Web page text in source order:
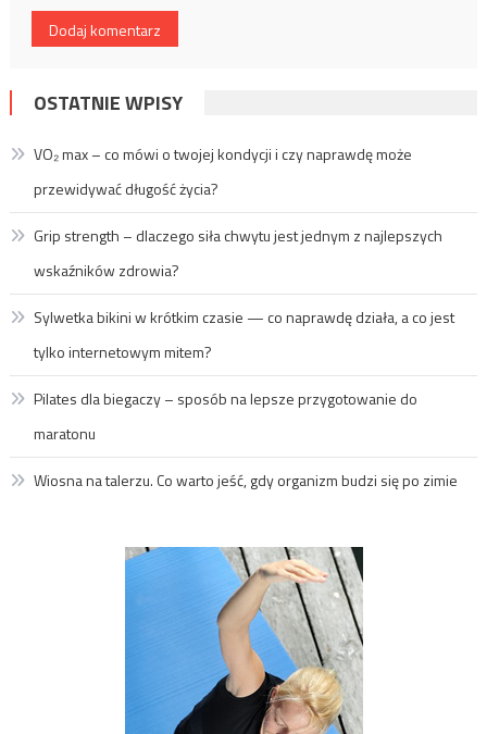
OSTATNIE WPISY
VO₂ max – co mówi o twojej kondycji i czy naprawdę może
przewidywać długość życia?
Grip strength – dlaczego siła chwytu jest jednym z najlepszych
wskaźników zdrowia?
Sylwetka bikini w krótkim czasie — co naprawdę działa, a co jest
tylko internetowym mitem?
Pilates dla biegaczy – sposób na lepsze przygotowanie do
maratonu
Wiosna na talerzu. Co warto jeść, gdy organizm budzi się po zimie